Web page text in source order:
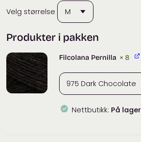
Velg størrelse
Produkter i pakken
Filcolana Pernilla × 8
Nettbutikk: På lager